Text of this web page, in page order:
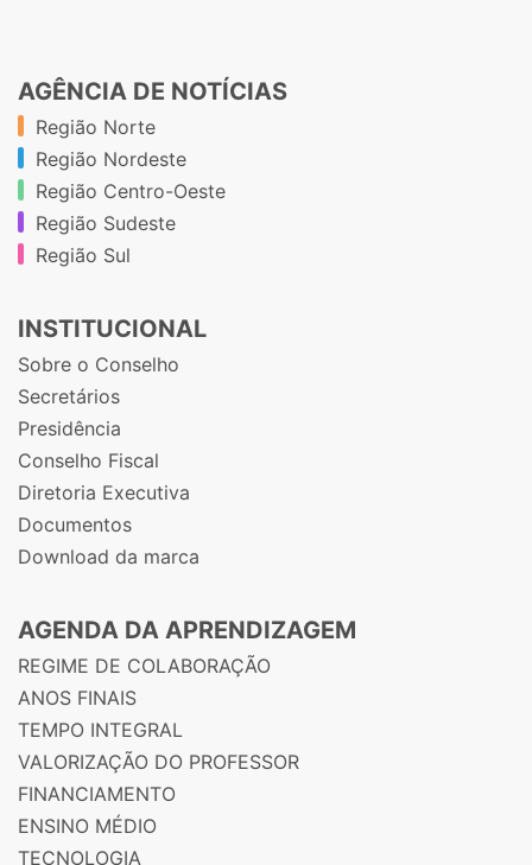
AGÊNCIA DE NOTÍCIAS
Região Norte
Região Nordeste
Região Centro-Oeste
Região Sudeste
Região Sul
INSTITUCIONAL
Sobre o Conselho
Secretários
Presidência
Conselho Fiscal
Diretoria Executiva
Documentos
Download da marca
AGENDA DA APRENDIZAGEM
REGIME DE COLABORAÇÃO
ANOS FINAIS
TEMPO INTEGRAL
VALORIZAÇÃO DO PROFESSOR
FINANCIAMENTO
ENSINO MÉDIO
TECNOLOGIA